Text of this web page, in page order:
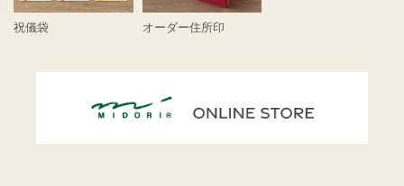
祝儀袋 オーダー住所印